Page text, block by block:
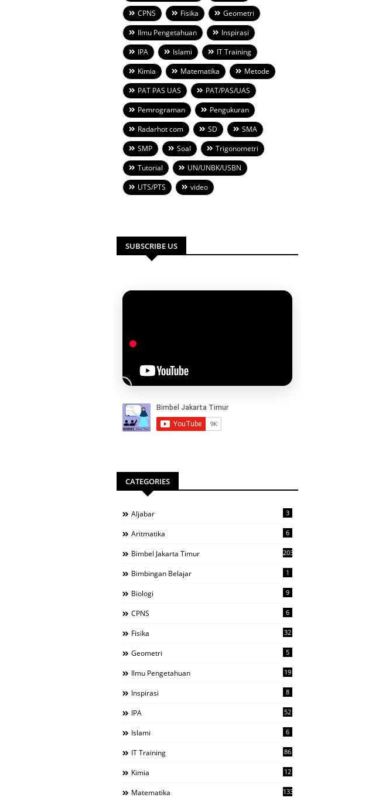
CPNS
Fisika
Geometri
Ilmu Pengetahuan
Inspirasi
IPA
Islami
IT Training
Kimia
Matematika
Metode
PAT PAS UAS
PAT/PAS/UAS
Pemrograman
Pengukuran
Radarhot com
SD
SMA
SMP
Soal
Trigonometri
Tutorial
UN/UNBK/USBN
UTS/PTS
video
SUBSCRIBE US
CATEGORIES
Aljabar 3
Aritmatika 6
Bimbel Jakarta Timur 203
Bimbingan Belajar 1
Biologi 9
CPNS 6
Fisika 32
Geometri 5
Ilmu Pengetahuan 19
Inspirasi 8
IPA 52
Islami 6
IT Training 86
Kimia 12
Matematika 133